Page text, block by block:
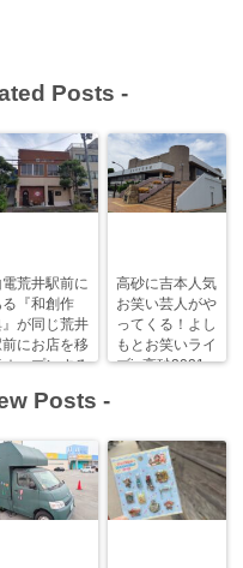
Posts -
電荒井駅前に
る『和創作
』が同じ荒井
前にお店を移
オープンする
高砂に吉本人気
お笑い芸人がや
ってくる！よし
もとお笑いライ
ブin高砂2021
Posts -